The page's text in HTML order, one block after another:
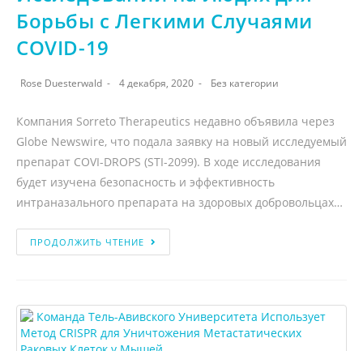
Борьбы с Легкими Случаями
COVID-19
Rose Duesterwald 4 декабря, 2020 Без категории
Компания Sorreto Therapeutics недавно объявила через
Globe Newswire, что подала заявку на новый исследуемый
препарат COVI-DROPS (STI-2099). В ходе исследования
будет изучена безопасность и эффективность
интраназального препарата на здоровых добровольцах…
ПРОДОЛЖИТЬ ЧТЕНИЕ